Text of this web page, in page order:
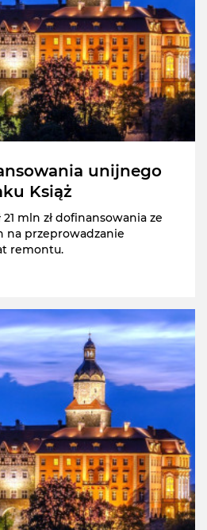
unijnego
Książ
mln zł dofinansowania ze
na przeprowadzanie
remontu.